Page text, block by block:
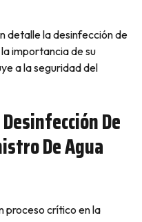
detalle la desinfección de
importancia de su
a la seguridad del
De
De Agua
proceso crítico en la